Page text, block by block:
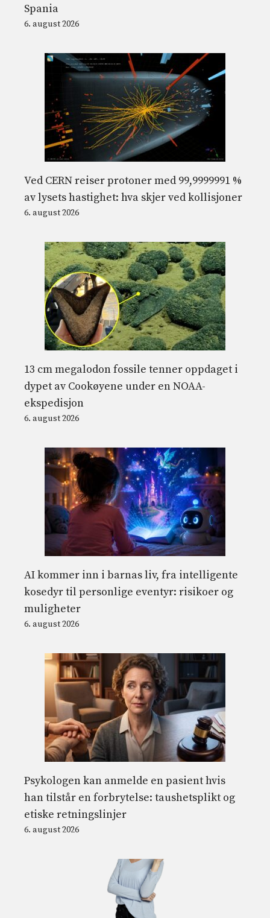
Spania
6. august 2026
Ved CERN reiser protoner med 99,9999991 %
av lysets hastighet: hva skjer ved kollisjoner
6. august 2026
13 cm megalodon fossile tenner oppdaget i
dypet av Cookøyene under en NOAA-
ekspedisjon
6. august 2026
AI kommer inn i barnas liv, fra intelligente
kosedyr til personlige eventyr: risikoer og
muligheter
6. august 2026
Psykologen kan anmelde en pasient hvis
han tilstår en forbrytelse: taushetsplikt og
etiske retningslinjer
6. august 2026